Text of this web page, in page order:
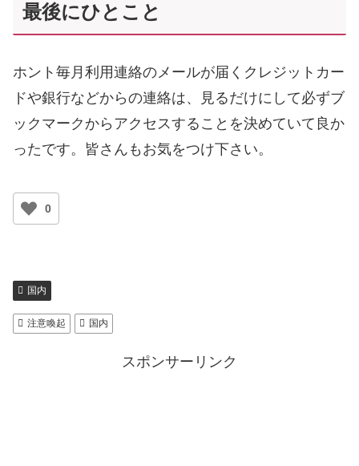
最後にひとこと
ホント毎月利用連絡のメールが届くクレジットカー
ドや銀行などからの連絡は、見るだけにして必ずブ
ックマークからアクセスすることを決めていて良か
ったです。皆さんもお気をつけ下さい。
0
国内
注意喚起 国内
スポンサーリンク